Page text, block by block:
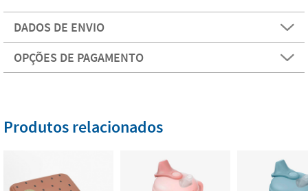
DADOS DE ENVIO
OPÇÕES DE PAGAMENTO
Produtos relacionados